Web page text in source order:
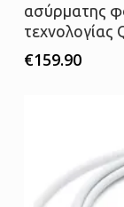
ασύρματης
τεχνολογίας
€159.90